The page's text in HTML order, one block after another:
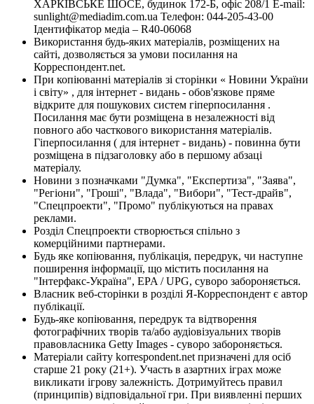
ХАРКІВСЬКЕ ШОСЕ, будинок 172-Б, офіс 208/1 E-mail:
sunlight@mediadim.com.ua Телефон: 044-205-43-00
Ідентифікатор медіа – R40-06068
Використання будь-яких матеріалів, розміщених на
сайті, дозволяється за умови посилання на
Корреспондент.net.
При копіюванні матеріалів зі сторінки « Новини України
і світу» , для інтернет - видань - обов'язкове пряме
відкрите для пошукових систем гіперпосилання .
Посилання має бути розміщена в незалежності від
повного або часткового використання матеріалів.
Гіперпосилання ( для інтернет - видань) - повинна бути
розміщена в підзаголовку або в першому абзаці
матеріалу.
Новини з позначками "Думка", "Експертиза", "Заява",
"Регіони", "Гроші", "Влада", "Вибори", "Тест-драйв",
"Спецпроекти", "Промо" публікуються на правах
реклами.
Розділ Спецпроекти створюється спільно з
комерційними партнерами.
Будь яке копіювання, публікація, передрук, чи наступне
поширення інформації, що містить посилання на
"Інтерфакс-Україна", EPA / UPG, суворо забороняється.
Власник веб-сторінки в розділі Я-Корреспондент є автор
публікації.
Будь-яке копіювання, передрук та відтворення
фотографічних творів та/або аудіовізуальних творів
правовласника Getty Images - суворо забороняється.
Матеріали сайту korrespondent.net призначені для осіб
старше 21 року (21+). Участь в азартних іграх може
викликати ігрову залежність. Дотримуйтесь правил
(принципів) відповідальної гри. При виявленні перших